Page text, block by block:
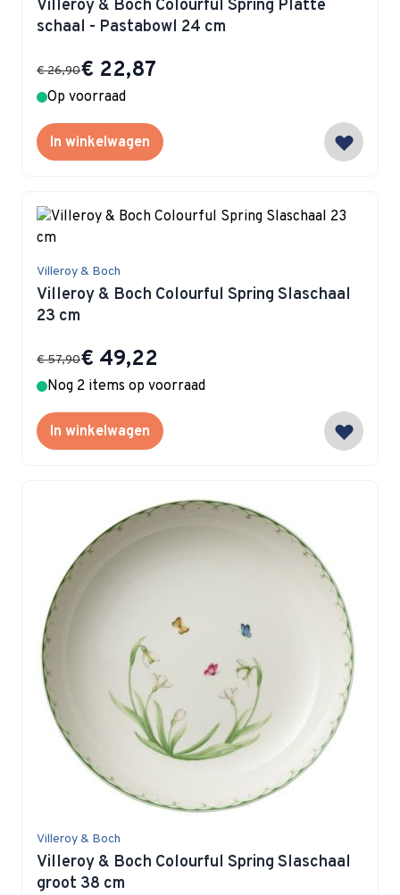
Villeroy & Boch Colourful Spring Platte
schaal - Pastabowl 24 cm
Special Price
€ 22,87
€ 26,90
Op voorraad
In winkelwagen
Villeroy & Boch
Villeroy & Boch Colourful Spring Slaschaal
23 cm
Special Price
€ 49,22
€ 57,90
Nog 2 items op voorraad
In winkelwagen
Villeroy & Boch
Villeroy & Boch Colourful Spring Slaschaal
groot 38 cm